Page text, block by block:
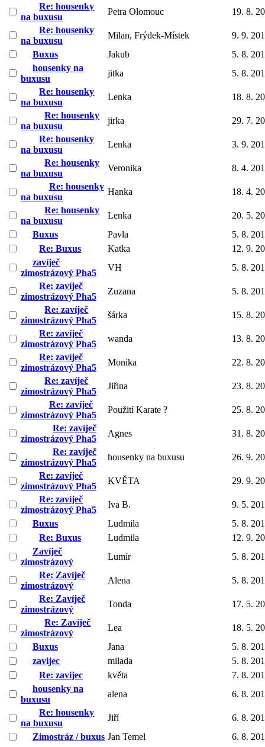
Re: housenky
na buxusu
Petra Olomouc
19. 8.
Re: housenky
na buxusu
Milan, Frýdek-Místek
9. 9.
Buxus
Jakub
5. 8.
housenky na
buxusu
jitka
5. 8.
Re: housenky
na buxusu
Lenka
18. 8.
Re: housenky
na buxusu
jirka
29. 7.
Re: housenky
na buxusu
Lenka
3. 9.
Re: housenky
na buxusu
Veronika
8. 4.
Re: housenky
na buxusu
Hanka
18. 4.
Re: housenky
na buxusu
Lenka
20. 5.
Buxus
Pavla
5. 8.
Re: Buxus
Katka
12. 9.
zavíječ
zimostrázový Pha5
VH
5. 8.
Re: zavíječ
zimostrázový Pha5
Zuzana
5. 8.
Re: zavíječ
zimostrázový Pha5
šárka
15. 8.
Re: zavíječ
zimostrázový Pha5
wanda
13. 8.
Re: zavíječ
zimostrázový Pha5
Monika
22. 8.
Re: zavíječ
zimostrázový Pha5
Jiřina
23. 8.
Re: zavíječ
zimostrázový Pha5
Použití Karate ?
25. 8.
Re: zavíječ
zimostrázový Pha5
Agnes
31. 8.
Re: zavíječ
zimostrázový Pha5
housenky na buxusu
26. 9.
Re: zavíječ
zimostrázový Pha5
KVĚTA
29. 9.
Re: zavíječ
zimostrázový Pha5
Iva B.
9. 5.
Buxus
Ludmila
5. 8.
Re: Buxus
Ludmila
12. 9.
Zavíječ
zimostrázový
Lumír
5. 8.
Re: Zavíječ
zimostrázový
Alena
5. 8.
Re: Zavíječ
zimostrázový
Tonda
17. 5.
Re: Zavíječ
zimostrázový
Lea
18. 5.
Buxus
Jana
5. 8.
zavijec
milada
5. 8.
Re: zavijec
květa
7. 8.
housenky na
buxusu
alena
6. 8.
Re: housenky
na buxusu
Jiří
6. 8.
Zimostráz / buxus Jan Temel
6. 8.